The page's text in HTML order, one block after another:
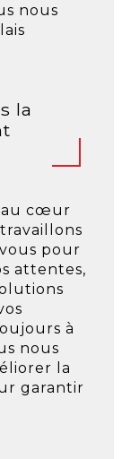
nous
la
au cœur
pour
attentes,
à
nous
la
garantir